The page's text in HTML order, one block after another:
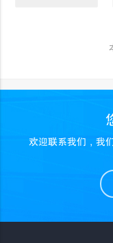
欢迎联系我们，我